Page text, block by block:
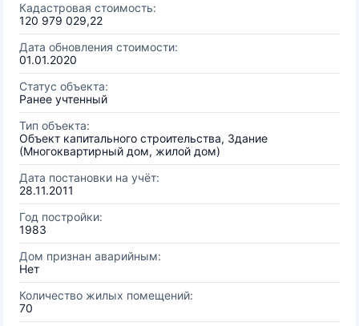
Кадастровая стоимость:
120 979 029,22
Дата обновления стоимости:
01.01.2020
Статус объекта:
Ранее учтенный
Тип объекта:
Объект капитального строительства, Здание
(Многоквартирный дом, жилой дом)
Дата постановки на учёт:
28.11.2011
Год постройки:
1983
Дом признан аварийным:
Нет
Количество жилых помещений:
70